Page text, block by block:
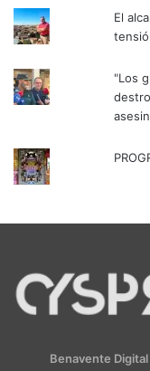
El
"Los
Benavente Digital